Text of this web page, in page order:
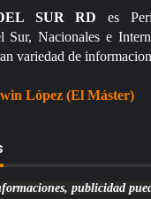
SUR RD es
Sur, Nacionales e
variedad de
López (El Máster)
publicidad